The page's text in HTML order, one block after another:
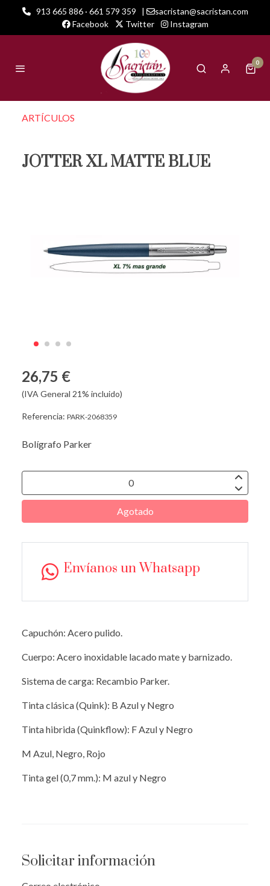
913 665 886 · 661 579 359 |
sacristan@sacristan.com
Facebook
Twitter Instagram
0
ARTÍCULOS
JOTTER XL MATTE BLUE
26,75 €
(IVA General 21% incluido)
Referencia: PARK-2068359
Bolígrafo Parker
Agotado
Envíanos un Whatsapp
Capuchón: Acero pulido.
Cuerpo: Acero inoxidable lacado mate y barnizado.
Sistema de carga: Recambio Parker.
Tinta clásica (Quink): B Azul y Negro
Tinta hibrida (Quinkflow): F Azul y Negro
M Azul, Negro, Rojo
Tinta gel (0,7 mm.): M azul y Negro
Solicitar información